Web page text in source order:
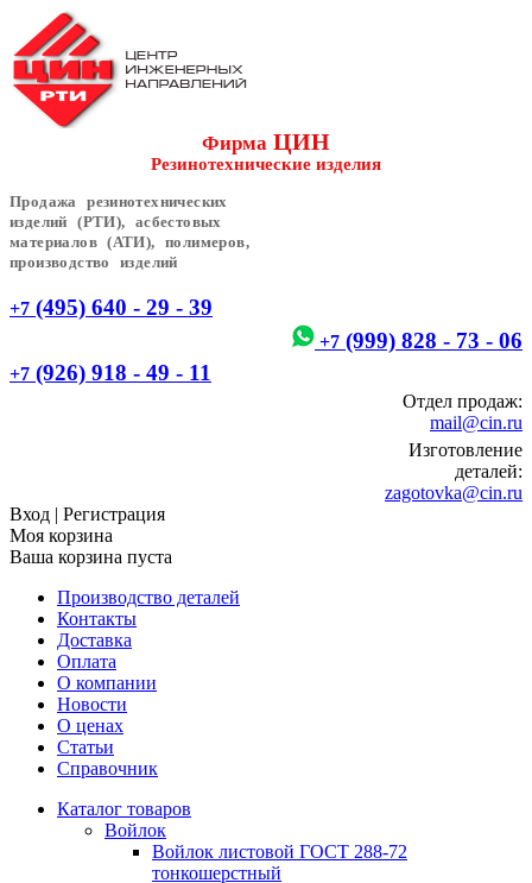
Фирма ЦИН
Резинотехнические изделия
Продажа резинотехнических
изделий (РТИ), асбестовых
материалов (АТИ), полимеров,
производство изделий
+7 (495) 640 - 29 - 39
+7 (999) 828 - 73 - 06
+7 (926) 918 - 49 - 11
Отдел продаж:
mail@cin.ru
Изготовление
деталей:
zagotovka@cin.ru
Вход | Регистрация
Моя корзина
Ваша корзина пуста
Производство деталей
Контакты
Доставка
Оплата
О компании
Новости
О ценах
Статьи
Справочник
Каталог товаров
Войлок
Войлок листовой ГОСТ 288-72
тонкошерстный